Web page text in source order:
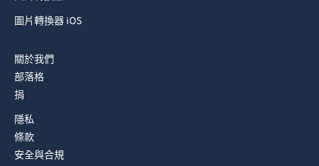
圖片轉換器 iOS
關於我們
部落格
捐
隱私
條款
安全與合規